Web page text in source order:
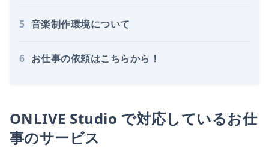
5 音楽制作環境について
6 お仕事の依頼はこちらから！
ONLIVE Studio で対応しているお仕
事のサービス